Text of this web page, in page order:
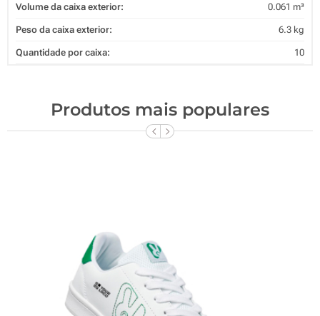
Volume da caixa exterior: 0.061 m³
Peso da caixa exterior: 6.3 kg
Quantidade por caixa: 10
Produtos mais populares